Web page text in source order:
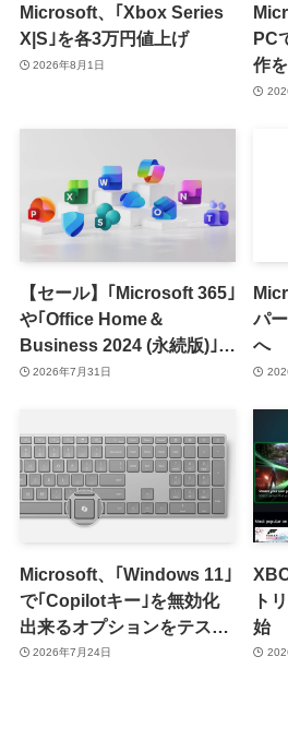
Microsoft、｢Xbox Series
X|S｣を各3万円値上げ
2026年8月1日
PC
作
【セール】｢Microsoft 365｣
や｢Office Home＆
Business 2024 (永続版)｣が
｢Amazon暮らし応援サマ
2026年7月31日
パ
へ
Microsoft、｢Windows 11｣
で｢Copilotキー｣を無効化
出来るオプションをテスト
開始
2026年7月24日
ト
始